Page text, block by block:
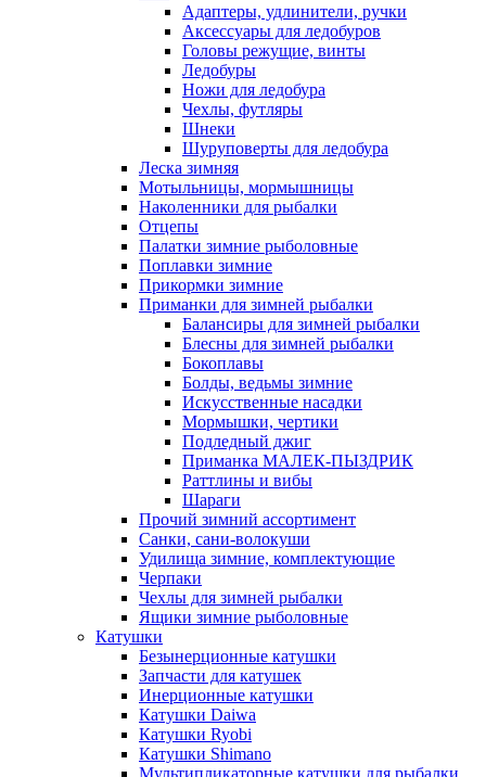
Адаптеры, удлинители, ручки
Аксессуары для ледобуров
Головы режущие, винты
Ледобуры
Ножи для ледобура
Чехлы, футляры
Шнеки
Шуруповерты для ледобура
Леска зимняя
Мотыльницы, мормышницы
Наколенники для рыбалки
Отцепы
Палатки зимние рыболовные
Поплавки зимние
Прикормки зимние
Приманки для зимней рыбалки
Балансиры для зимней рыбалки
Блесны для зимней рыбалки
Бокоплавы
Болды, ведьмы зимние
Искусственные насадки
Мормышки, чертики
Подледный джиг
Приманка МАЛЕК-ПЫЗДРИК
Раттлины и вибы
Шараги
Прочий зимний ассортимент
Санки, сани-волокуши
Удилища зимние, комплектующие
Черпаки
Чехлы для зимней рыбалки
Ящики зимние рыболовные
Катушки
Безынерционные катушки
Запчасти для катушек
Инерционные катушки
Катушки Daiwa
Катушки Ryobi
Катушки Shimano
Мультипликаторные катушки для рыбалки